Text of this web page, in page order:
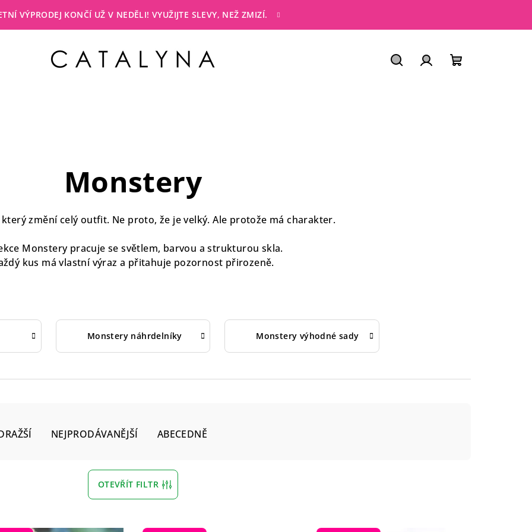
VÝPRODEJ KONČÍ UŽ V NEDĚLI! VYUŽIJTE SLEVY, NEŽ ZMIZÍ.
Monstery
změní celý outfit. Ne proto, že je velký. Ale protože má charakter.
Monstery pracuje se světlem, barvou a strukturou skla.
kus má vlastní výraz a přitahuje pozornost přirozeně.
Monstery náhrdelníky Monstery výhodné sady
NEJPRODÁVANĚJŠÍ ABECEDNĚ
OTEVŘÍT FILTR